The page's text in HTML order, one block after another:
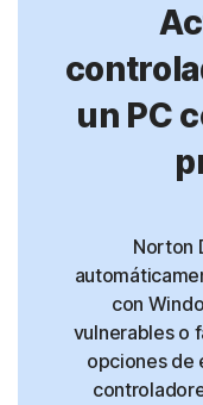
un PC
Norton
con
vulnerables o
opciones de